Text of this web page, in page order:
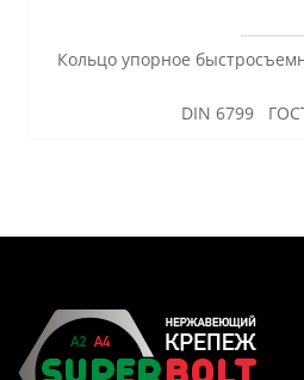
Кольцо упорное
DIN 6799